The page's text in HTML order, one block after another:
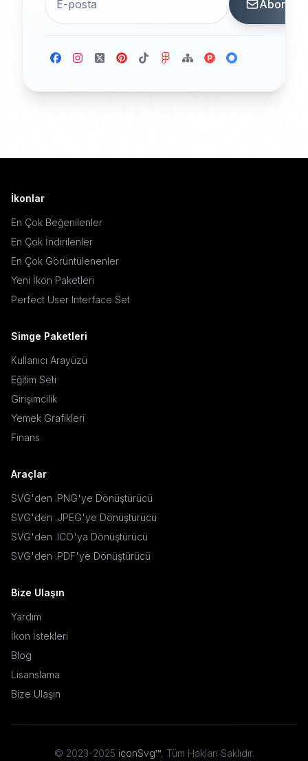
Abone
İkonlar
En Çok Beğenilenler
En Çok İndirilenler
En Çok Görüntülenenler
Yeni İkon Paketleri
Perfect User Interface Set
Simge Paketleri
Kullanıcı Arayüzü
Eğitim Seti
Girişimcilik
Yemek Grafikleri
Finans
Araçlar
SVG'den .PNG'ye Dönüştürücü
SVG'den .JPEG'ye Dönüştürücü
SVG'den .ICO'ya Dönüştürücü
SVG'den .PDF'ye Dönüştürücü
Bize Ulaşın
Yardım
İkon İstekleri
Blog
Lisanslama
Bize Ulaşın
© 2023-2025 iconSvg™, Tüm Hakları Saklıdır.